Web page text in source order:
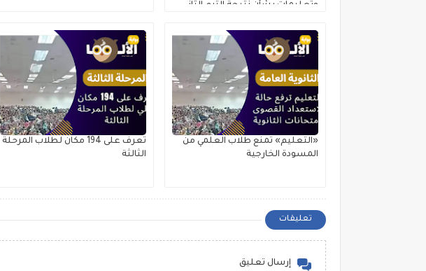
وتعليمات بشأن نتيجة الترم الثاني
«التعليم» تمنع طلاب العلمي من
المسودة الخارجية
تعرف على 194 مكان لطلاب المرحلة
الثالثة
تعليقات
إرسال تعليق